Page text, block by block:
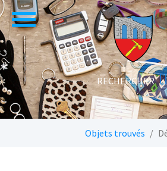
Aller au contenu principal
Objets trouvés